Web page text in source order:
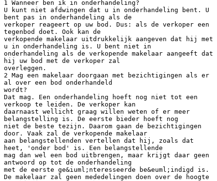
1 Wanneer ben ik in onderhandeling?
U kunt niet afdwingen dat u in onderhandeling bent. U
bent pas in onderhandeling als de
verkoper reageert op uw bod. Dus: als de verkoper een
tegenbod doet. Ook kan de
verkopende makelaar uitdrukkelijk aangeven dat hij met
u in onderhandeling is. U bent niet in
onderhandeling als de verkopende makelaar aangeeft dat
hij uw bod met de verkoper zal
overleggen.
2 Mag een makelaar doorgaan met bezichtigingen als er
al over een bod onderhandeld
wordt?
Dat mag. Een onderhandeling hoeft nog niet tot een
verkoop te leiden. De verkoper kan
daarnaast wellicht graag willen weten of er meer
belangstelling is. De eerste bieder hoeft nog
niet de beste tezijn. Daarom gaan de bezichtigingen
door. Vaak zal de verkopende makelaar
aan belangstellenden vertellen dat hij, zoals dat
heet, 'onder bod' is. Een belangstellende
mag dan wel een bod uitbrengen, maar krijgt daar geen
antwoord op tot de onderhandeling
met de eerste ge&iuml;nteresseerde be&euml;indigd is.
De makelaar zal geen mededelingen doen over de hoogte